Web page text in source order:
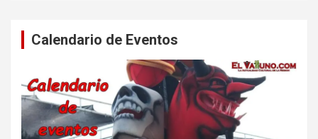
Calendario de Eventos